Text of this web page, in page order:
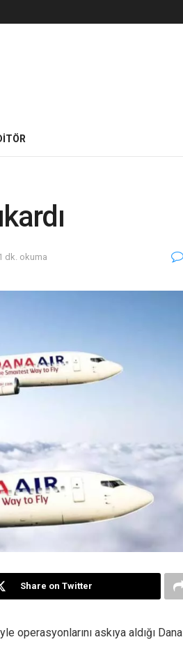
dk. okuma
Share on Twitter
operasyonlarını askıya aldığı Dana